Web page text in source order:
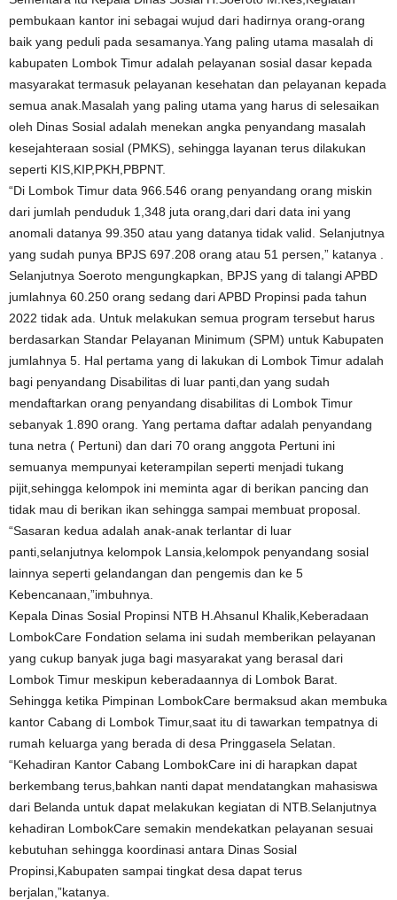
pembukaan kantor ini sebagai wujud dari hadirnya orang-orang
baik yang peduli pada sesamanya.Yang paling utama masalah di
kabupaten Lombok Timur adalah pelayanan sosial dasar kepada
masyarakat termasuk pelayanan kesehatan dan pelayanan kepada
semua anak.Masalah yang paling utama yang harus di selesaikan
oleh Dinas Sosial adalah menekan angka penyandang masalah
kesejahteraan sosial (PMKS), sehingga layanan terus dilakukan
seperti KIS,KIP,PKH,PBPNT.
“Di Lombok Timur data 966.546 orang penyandang orang miskin
dari jumlah penduduk 1,348 juta orang,dari dari data ini yang
anomali datanya 99.350 atau yang datanya tidak valid. Selanjutnya
yang sudah punya BPJS 697.208 orang atau 51 persen,” katanya .
Selanjutnya Soeroto mengungkapkan, BPJS yang di talangi APBD
jumlahnya 60.250 orang sedang dari APBD Propinsi pada tahun
2022 tidak ada. Untuk melakukan semua program tersebut harus
berdasarkan Standar Pelayanan Minimum (SPM) untuk Kabupaten
jumlahnya 5. Hal pertama yang di lakukan di Lombok Timur adalah
bagi penyandang Disabilitas di luar panti,dan yang sudah
mendaftarkan orang penyandang disabilitas di Lombok Timur
sebanyak 1.890 orang. Yang pertama daftar adalah penyandang
tuna netra ( Pertuni) dan dari 70 orang anggota Pertuni ini
semuanya mempunyai keterampilan seperti menjadi tukang
pijit,sehingga kelompok ini meminta agar di berikan pancing dan
tidak mau di berikan ikan sehingga sampai membuat proposal.
“Sasaran kedua adalah anak-anak terlantar di luar
panti,selanjutnya kelompok Lansia,kelompok penyandang sosial
lainnya seperti gelandangan dan pengemis dan ke 5
Kebencanaan,”imbuhnya.
Kepala Dinas Sosial Propinsi NTB H.Ahsanul Khalik,Keberadaan
LombokCare Fondation selama ini sudah memberikan pelayanan
yang cukup banyak juga bagi masyarakat yang berasal dari
Lombok Timur meskipun keberadaannya di Lombok Barat.
Sehingga ketika Pimpinan LombokCare bermaksud akan membuka
kantor Cabang di Lombok Timur,saat itu di tawarkan tempatnya di
rumah keluarga yang berada di desa Pringgasela Selatan.
“Kehadiran Kantor Cabang LombokCare ini di harapkan dapat
berkembang terus,bahkan nanti dapat mendatangkan mahasiswa
dari Belanda untuk dapat melakukan kegiatan di NTB.Selanjutnya
kehadiran LombokCare semakin mendekatkan pelayanan sesuai
kebutuhan sehingga koordinasi antara Dinas Sosial
Propinsi,Kabupaten sampai tingkat desa dapat terus
berjalan,”katanya.